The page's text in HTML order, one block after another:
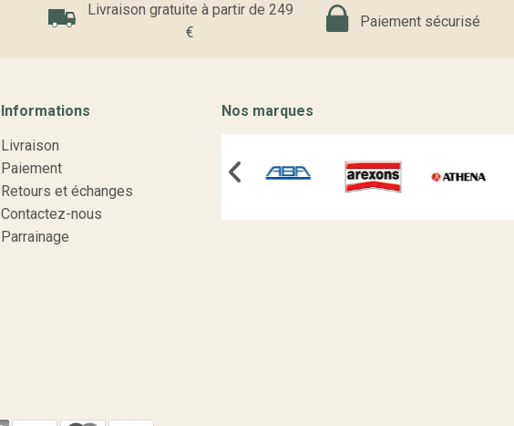
Livraison gratuite à partir de 249
€
Paiement sécurisé
Informations
Livraison
Paiement
Retours et échanges
Contactez-nous
Parrainage
Nos marques